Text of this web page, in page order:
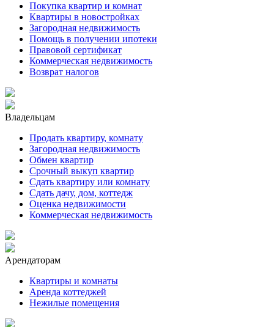
Покупка квартир и комнат
Квартиры в новостройках
Загородная недвижимость
Помощь в получении ипотеки
Правовой сертификат
Коммерческая недвижимость
Возврат налогов
Владельцам
Продать квартиру, комнату
Загородная недвижимость
Обмен квартир
Срочный выкуп квартир
Сдать квартиру или комнату
Сдать дачу, дом, коттедж
Оценка недвижимости
Коммерческая недвижимость
Арендаторам
Квартиры и комнаты
Аренда коттеджей
Нежилые помещения